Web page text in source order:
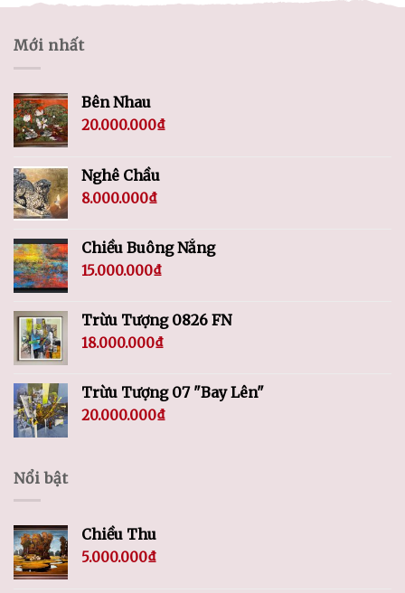
Mới nhất
Bên Nhau
20.000.000₫
Nghê Chầu
8.000.000₫
Chiều Buông Nắng
15.000.000₫
Trừu Tượng 0826 FN
18.000.000₫
Trừu Tượng 07 "Bay Lên"
20.000.000₫
Nổi bật
Chiều Thu
5.000.000₫